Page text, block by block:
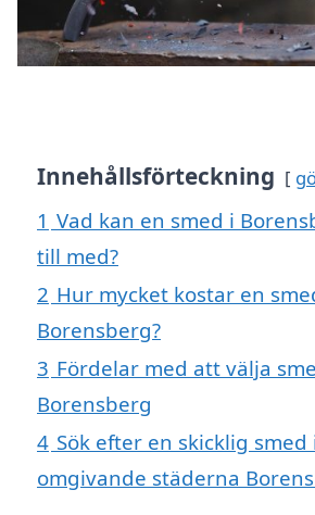
Innehållsförteckning
1 Vad kan en smed i
till med?
2 Hur mycket kostar en
Borensberg?
3 Fördelar med att välja
Borensberg
4 Sök efter en skicklig smed
omgivande städerna